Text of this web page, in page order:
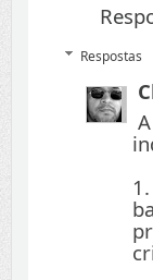
Respostas